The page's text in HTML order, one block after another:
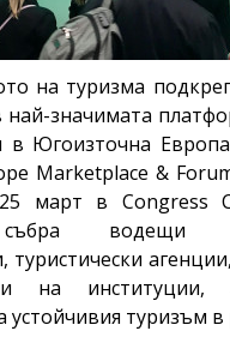
на туризма
най-значимата
в Югоизточна
Marketplace &
март в Congress
водещи
туристически
на институции,
устойчивия туризъм в